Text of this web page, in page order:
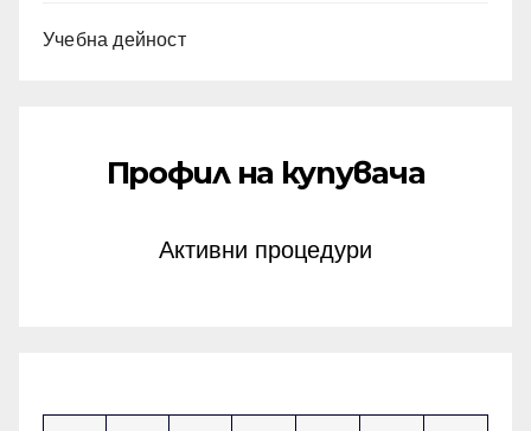
Учебна дейност
Профил на купувача
Активни процедури